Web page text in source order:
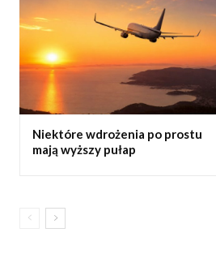
Niektóre wdrożenia po prostu
mają wyższy pułap